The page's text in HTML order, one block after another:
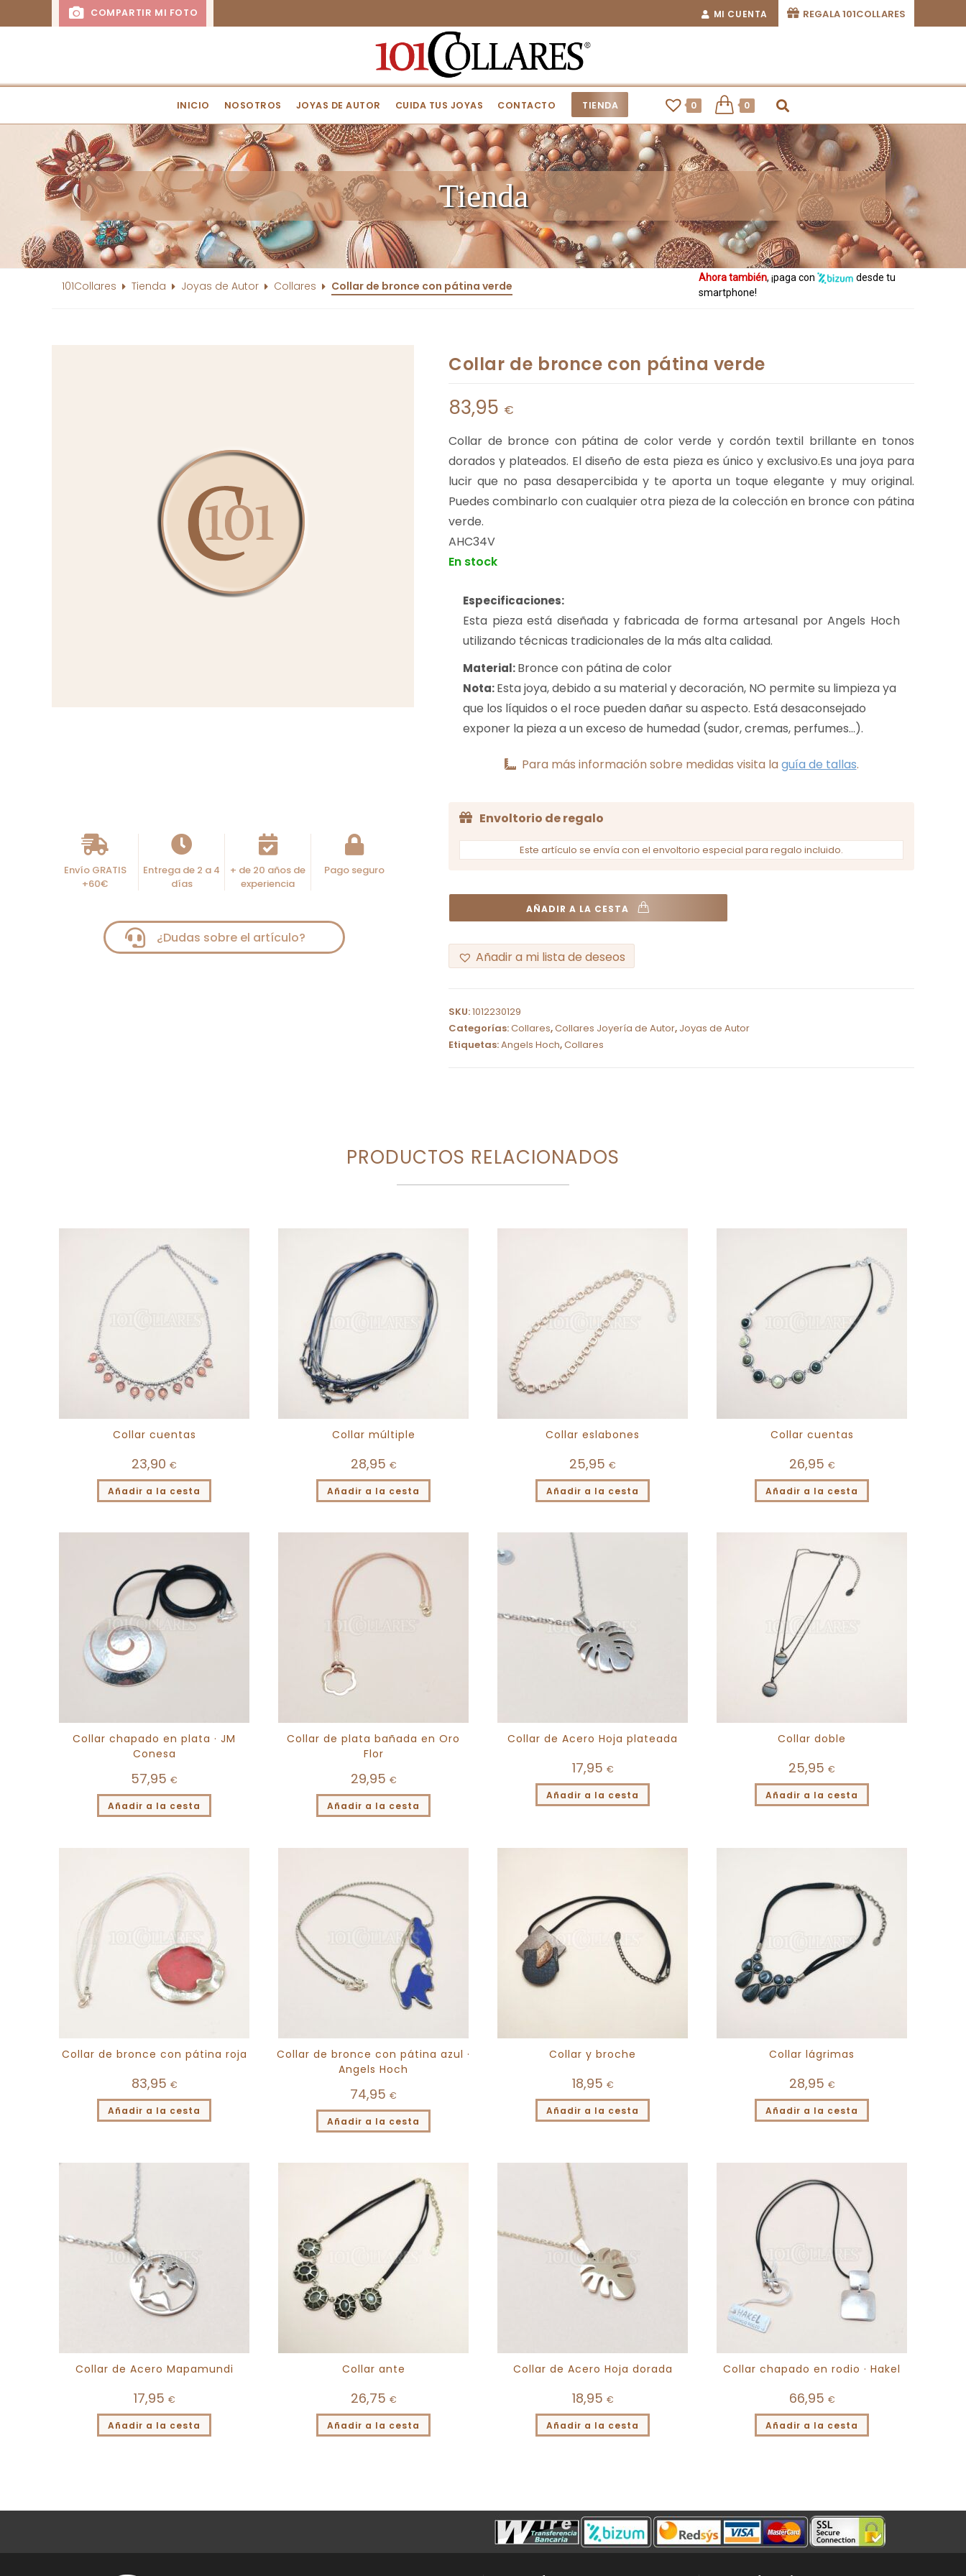
MI CUENTA REGALA 101COLLARES
COMPARTIR MI FOTO
INICIO NOSOTROS JOYAS DE AUTOR CUIDA TUS JOYAS CONTACTO TIENDA 0 0
Tienda
101Collares Tienda Joyas de Autor Collares Collar de bronce con pátina verde
Ahora también, ¡paga con
desde tu
smartphone!
Collar de bronce con pátina verde
83,95 €
Collar de bronce con pátina de color verde y cordón textil brillante en tonos
dorados y plateados. El diseño de esta pieza es único y exclusivo.Es una joya para
lucir que no pasa desapercibida y te aporta un toque elegante y muy original.
Puedes combinarlo con cualquier otra pieza de la colección en bronce con pátina
verde.
AHC34V
En stock
Especificaciones:
Esta pieza está diseñada y fabricada de forma artesanal por Angels Hoch
utilizando técnicas tradicionales de la más alta calidad.
Material:Bronce con pátina de color
Nota:Esta joya, debido a su material y decoración, NO permite su limpieza ya
que los líquidos o el roce pueden dañar su aspecto. Está desaconsejado
exponer la pieza a un exceso de humedad (sudor, cremas, perfumes...).
Para más información sobre medidas visita laguía de tallas.
Envoltorio de regalo
Este artículo se envía con el envoltorio especial para regalo incluido.
AÑADIR A LA CESTA
Añadir a mi lista de deseos
t
e
v
SKU:1012230129
Categorías:Collares,Collares Joyería de Autor, Joyas de Autor
Etiquetas:Angels Hoch,Collares
Envío GRATIS
+60€
Entrega de 2 a 4
días
+ de 20 años de
experiencia
Pago seguro
PRODUCTOS RELACIONADOS
Collar cuentas
23,90 €
Añadir a la cesta
Collar múltiple
28,95 €
Añadir a la cesta
Collar eslabones
25,95 €
Añadir a la cesta
Collar cuentas
26,95 €
Añadir a la cesta
Collar chapado en plata · JM
Conesa
57,95 €
Añadir a la cesta
Collar de plata bañada en Oro
Flor
29,95 €
Añadir a la cesta
Collar de Acero Hoja plateada
17,95 €
Añadir a la cesta
Collar doble
25,95 €
Añadir a la cesta
Collar de bronce con pátina roja
83,95 €
Añadir a la cesta
Collar de bronce con pátina azul ·
Angels Hoch
74,95 €
Añadir a la cesta
Collar y broche
18,95 €
Añadir a la cesta
Collar lágrimas
28,95 €
Añadir a la cesta
Collar de Acero Mapamundi
17,95 €
Añadir a la cesta
Collar ante
26,75 €
Añadir a la cesta
Collar de Acero Hoja dorada
18,95 €
Añadir a la cesta
Collar chapado en rodio · Hakel
66,95 €
Añadir a la cesta